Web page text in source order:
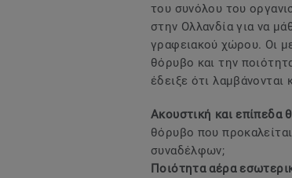
του συνόλου του
στην Ολλανδία για να
γραφειακού χώρου. Οι
θόρυβο και την
έδειξε ότι
Ακουστική και επίπεδα
θόρυβο που
συναδέλφων;
Ποιότητα αέρα